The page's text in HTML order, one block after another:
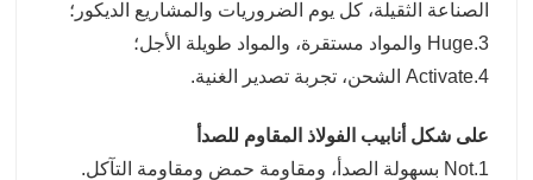
الصناعة الثقيلة، كل يوم الضروريات والمشاريع الديكور؛
3.Huge والمواد مستقرة، والمواد طويلة الأجل؛
4.Activate الشحن، تجربة تصدير الغنية.
على شكل أنابيب الفولاذ المقاوم للصدأ
1.Not بسهولة الصدأ، ومقاومة حمض ومقاومة التآكل.